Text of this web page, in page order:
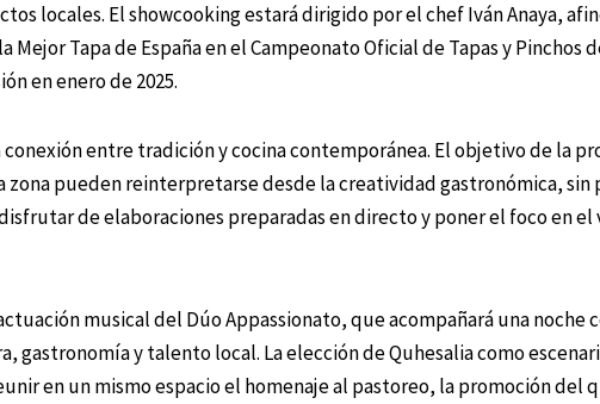
locales. El showcooking estará dirigido por el chef Iván Anaya,
Mejor Tapa de España en el Campeonato Oficial de Tapas y Pinchos
en enero de 2025.
conexión entre tradición y cocina contemporánea. El objetivo de la
pueden reinterpretarse desde la creatividad gastronómica, sin
de elaboraciones preparadas en directo y poner el foco en el
musical del Dúo Appassionato, que acompañará una noche
y talento local. La elección de Quhesalia como
en un mismo espacio el homenaje al pastoreo, la promoción del